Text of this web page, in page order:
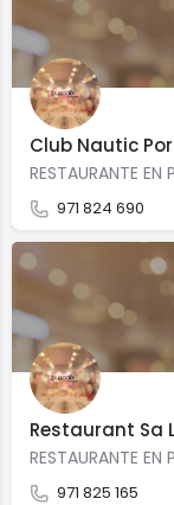
Club Nautic
971 824 690
Restaurant Sa
971 825 165